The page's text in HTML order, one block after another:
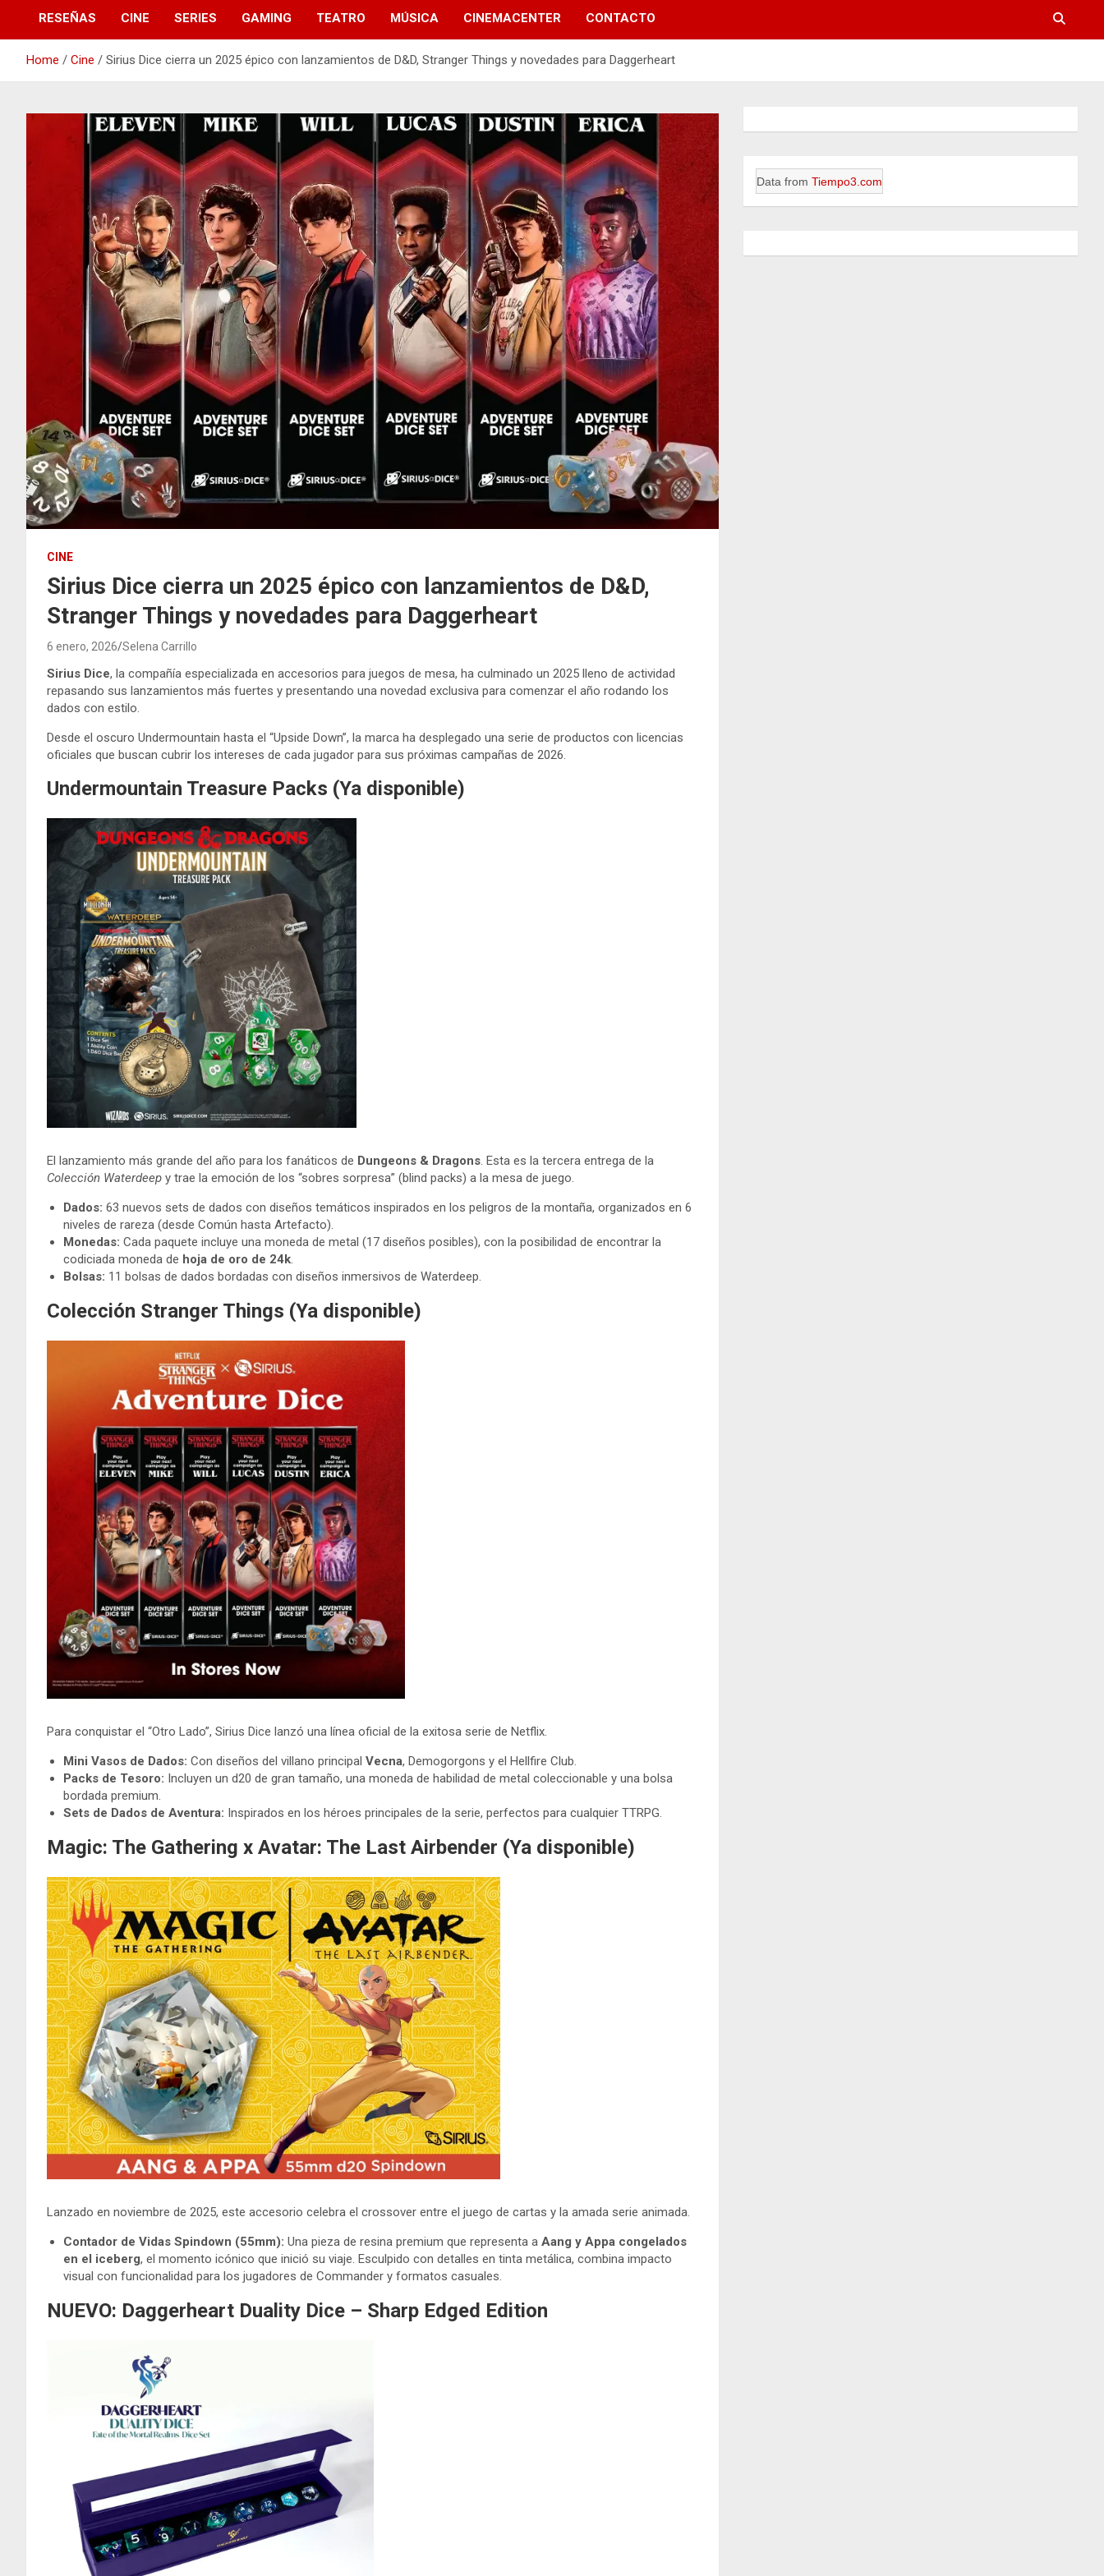
RESEÑAS CINE SERIES GAMING TEATRO MÚSICA CINEMACENTER CONTACTO
Home Cine Sirius Dice cierra un 2025 épico con lanzamientos de D&D, Stranger Things y novedades para Daggerheart
CINE
Sirius Dice cierra un 2025 épico con lanzamientos de D&D,
Stranger Things y novedades para Daggerheart
6 enero, 2026 Selena Carrillo
Sirius Dice, la compañía especializada en accesorios para juegos de mesa, ha culminado un 2025 lleno de actividad
repasando sus lanzamientos más fuertes y presentando una novedad exclusiva para comenzar el año rodando los
dados con estilo.
Desde el oscuro Undermountain hasta el “Upside Down”, la marca ha desplegado una serie de productos con licencias
oficiales que buscan cubrir los intereses de cada jugador para sus próximas campañas de 2026.
Undermountain Treasure Packs (Ya disponible)
El lanzamiento más grande del año para los fanáticos de Dungeons & Dragons. Esta es la tercera entrega de la
Colección Waterdeep y trae la emoción de los “sobres sorpresa” (blind packs) a la mesa de juego.
Dados: 63 nuevos sets de dados con diseños temáticos inspirados en los peligros de la montaña, organizados en 6
niveles de rareza (desde Común hasta Artefacto).
Monedas: Cada paquete incluye una moneda de metal (17 diseños posibles), con la posibilidad de encontrar la
codiciada moneda de hoja de oro de 24k.
Bolsas: 11 bolsas de dados bordadas con diseños inmersivos de Waterdeep.
Colección Stranger Things (Ya disponible)
Para conquistar el “Otro Lado”, Sirius Dice lanzó una línea oficial de la exitosa serie de Netflix.
Mini Vasos de Dados: Con diseños del villano principal Vecna, Demogorgons y el Hellfire Club.
Packs de Tesoro: Incluyen un d20 de gran tamaño, una moneda de habilidad de metal coleccionable y una bolsa
bordada premium.
Sets de Dados de Aventura: Inspirados en los héroes principales de la serie, perfectos para cualquier TTRPG.
Magic: The Gathering x Avatar: The Last Airbender (Ya disponible)
Lanzado en noviembre de 2025, este accesorio celebra el crossover entre el juego de cartas y la amada serie animada.
Contador de Vidas Spindown (55mm): Una pieza de resina premium que representa a Aang y Appa congelados
en el iceberg, el momento icónico que inició su viaje. Esculpido con detalles en tinta metálica, combina impacto
visual con funcionalidad para los jugadores de Commander y formatos casuales.
NUEVO: Daggerheart Duality Dice – Sharp Edged Edition
Data fromTiempo3.com